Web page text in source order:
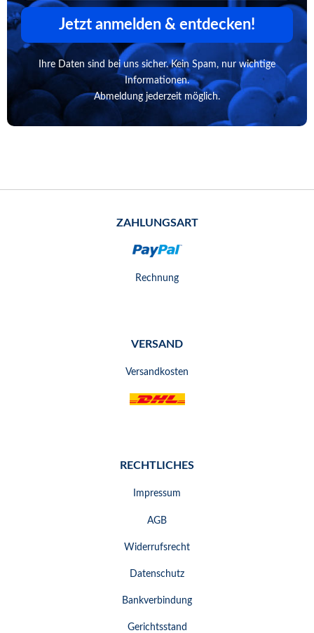
Jetzt anmelden & entdecken!
Ihre Daten sind bei uns sicher. Kein Spam, nur wichtige
Informationen.
Abmeldung jederzeit möglich.
ZAHLUNGSART
Rechnung
VERSAND
Versandkosten
RECHTLICHES
Impressum
AGB
Widerrufsrecht
Datenschutz
Bankverbindung
Gerichtsstand